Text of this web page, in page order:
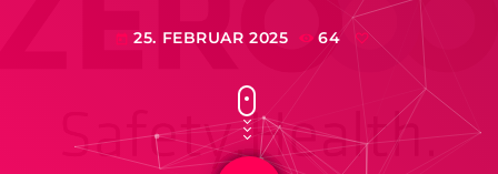
today 25. FEBRUAR 2025 64